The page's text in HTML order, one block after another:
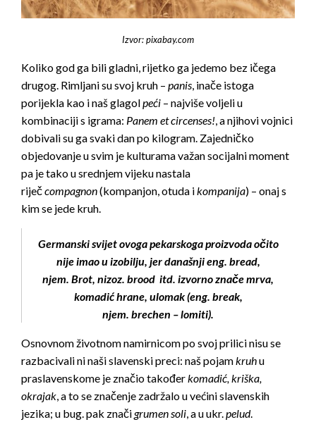
Izvor: pixabay.com
Koliko god ga bili gladni, rijetko ga jedemo bez ičega
drugog. Rimljani su svoj kruh – panis, inače istoga
porijekla kao i naš glagolpeći – najviše voljeli u
kombinaciji s igrama: Panem et circenses!, a njihovi vojnici
dobivali su ga svaki dan po kilogram. Zajedničko
objedovanje u svim je kulturama važan socijalni moment
pa je tako u srednjem vijeku nastala
riječcompagnon(kompanjon, otuda ikompanija) – onaj s
kim se jede kruh.
Germanski svijet ovoga pekarskoga proizvoda očito
nije imao u izobilju, jer današnji eng. bread,
njem. Brot, nizoz. brood itd. izvorno znače mrva,
komadić hrane, ulomak (eng. break,
njem. brechen – lomiti).
Osnovnom životnom namirnicom po svoj prilici nisu se
razbacivali ni naši slavenski preci: naš pojamkruhu
praslavenskome je značio takođerkomadić, kriška,
okrajak, a to se značenje zadržalo u većini slavenskih
jezika; u bug. pak značigrumen soli, a u ukr.pelud.